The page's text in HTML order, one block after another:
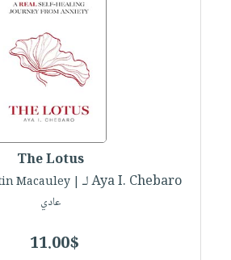
The Lotus
لـ Aya I. Chebaro
عادي
11.00$